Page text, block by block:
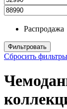
Распродажа
Сбросить фильтры